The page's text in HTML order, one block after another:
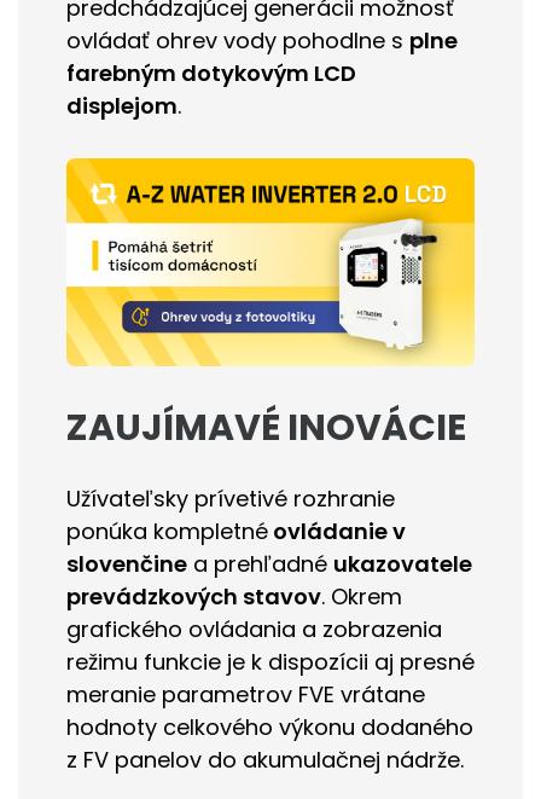
predchádzajúcej generácii možnosť
ovládať ohrev vody pohodlne s plne
farebným dotykovým LCD
displejom.
ZAUJÍMAVÉ INOVÁCIE
Užívateľsky prívetivé rozhranie
ponúka kompletné ovládanie v
slovenčine a prehľadné ukazovatele
prevádzkových stavov. Okrem
grafického ovládania a zobrazenia
režimu funkcie je k dispozícii aj presné
meranie parametrov FVE vrátane
hodnoty celkového výkonu dodaného
z FV panelov do akumulačnej nádrže.